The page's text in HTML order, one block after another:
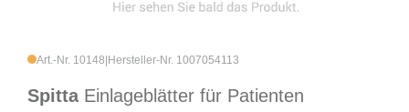
Art.-Nr. 10148 Hersteller-Nr. 1007054113
Spitta Einlageblätter für Patienten